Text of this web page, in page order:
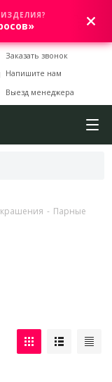
0
Заказать звонок
Напишите нам
Выезд менеджера
- Парные